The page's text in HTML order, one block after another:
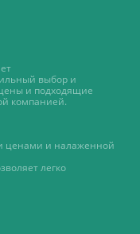
выбор и
и подходящие
компанией.
ценами и налаженной
легко